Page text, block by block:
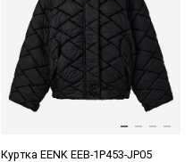
Куртка EENK EEB-1P453-JP05